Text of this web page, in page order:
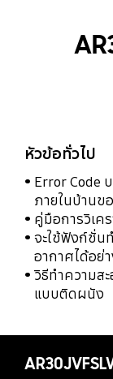
หัวข้อทั่วไป
Error Code
ภายในบ้าน
คู่มือการวิเค
จะใช้ฟังก์ชั่น
อากาศได้อย่า
วิธีทำความส
แบบติดผนัง